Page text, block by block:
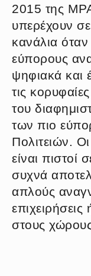
2015 της
υπερέχουν
κανάλια
εύπορους
ψηφιακά και
τις
του
των πιο
Πολιτειών.
είναι πιστοί
συχνά
απλούς
στους